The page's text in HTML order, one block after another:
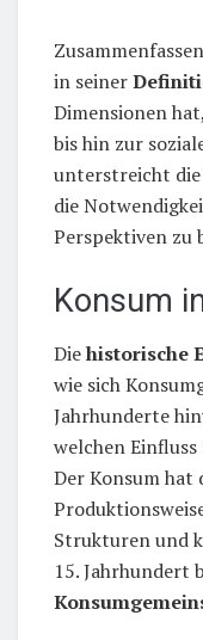
in seiner
Dimensionen
bis hin zur
unterstreicht
die
Perspektiven zu
Konsum
Diehistorische
wie sich
Jahrhunderte
welchen Einfluss
Der Konsum hat
Strukturen und
15. Jahrhundert